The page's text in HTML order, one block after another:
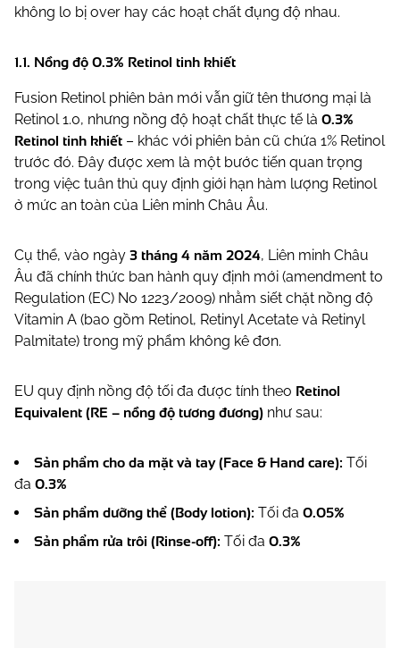
không lo bị over hay các hoạt chất đụng độ nhau.
1.1. Nồng độ 0.3% Retinol tinh khiết
Fusion Retinol phiên bản mới vẫn giữ tên thương mại là
Retinol 1.0, nhưng nồng độ hoạt chất thực tế là 0.3%
Retinol tinh khiết – khác với phiên bản cũ chứa 1% Retinol
trước đó. Đây được xem là một bước tiến quan trọng
trong việc tuân thủ quy định giới hạn hàm lượng Retinol
ở mức an toàn của Liên minh Châu Âu.
Cụ thể, vào ngày 3 tháng 4 năm 2024, Liên minh Châu
Âu đã chính thức ban hành quy định mới (amendment to
Regulation (EC) No 1223/2009) nhằm siết chặt nồng độ
Vitamin A (bao gồm Retinol, Retinyl Acetate và Retinyl
Palmitate) trong mỹ phẩm không kê đơn.
EU quy định nồng độ tối đa được tính theo Retinol
Equivalent (RE – nồng độ tương đương) như sau:
Sản phẩm cho da mặt và tay (Face & Hand care): Tối
đa 0.3%
Sản phẩm dưỡng thể (Body lotion): Tối đa 0.05%
Sản phẩm rửa trôi (Rinse-off): Tối đa 0.3%